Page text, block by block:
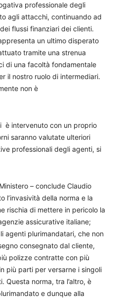
professionale degli
agli attacchi, continuando ad
flussi finanziari dei clienti.
un ultimo disperato
tramite una strenua
di una facoltà fondamentale
il nostro ruolo di intermediari.
non è
è intervenuto con un proprio
saranno valutate ulteriori
professionali degli agenti, si
– conclude Claudio
l’invasività della norma e la
rischia di mettere in pericolo la
assicurative italiane;
agenti plurimandatari, che non
consegnato dal cliente,
polizze contratte con più
più parti per versarne i singoli
Questa norma, tra l’altro, è
e dunque alla